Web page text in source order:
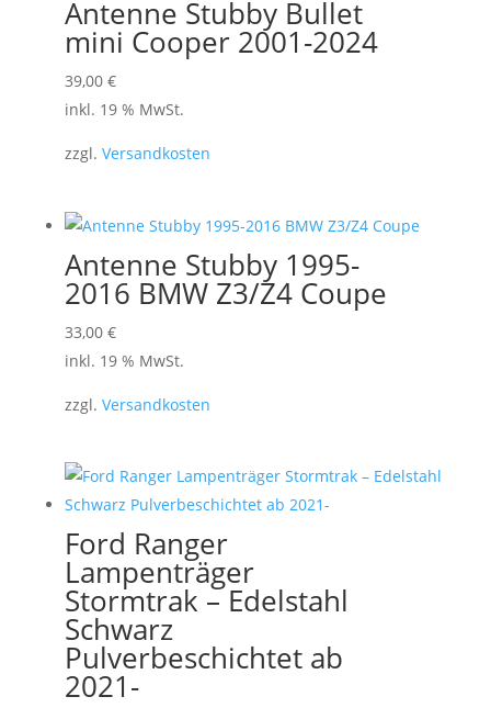
Antenne Stubby Bullet
mini Cooper 2001-2024
39,00 €
inkl. 19 % MwSt.
zzgl. Versandkosten
Antenne Stubby 1995-
2016 BMW Z3/Z4 Coupe
33,00 €
inkl. 19 % MwSt.
zzgl. Versandkosten
Ford Ranger
Lampenträger
Stormtrak – Edelstahl
Schwarz
Pulverbeschichtet ab
2021-